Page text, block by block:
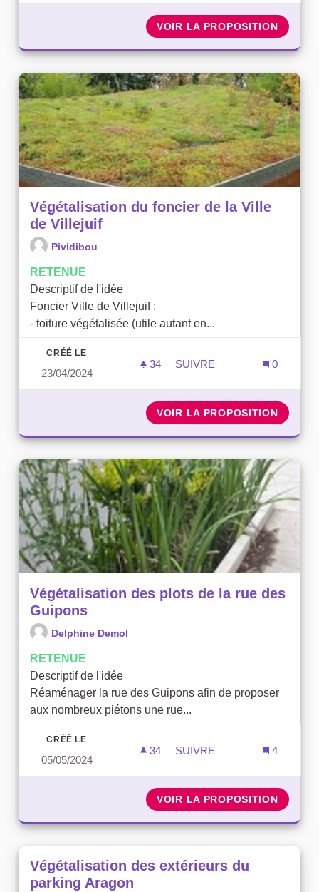
VOIR LA PROPOSITION
Végétalisation du foncier de la Ville
de Villejuif
Pividibou
RETENUE
Descriptif de l'idée
Foncier Ville de Villejuif :
- toiture végétalisée (utile autant en...
CRÉÉ LE
23/04/2024
34 34 ABONNÉS
SUIVRE
0
VOIR LA PROPOSITION
Végétalisation des plots de la rue des
Guipons
Delphine Demol
RETENUE
Descriptif de l'idée
Réaménager la rue des Guipons afin de proposer
aux nombreux piétons une rue...
CRÉÉ LE
05/05/2024
34 34 ABONNÉS
SUIVRE
4
VOIR LA PROPOSITION
Végétalisation des extérieurs du
parking Aragon